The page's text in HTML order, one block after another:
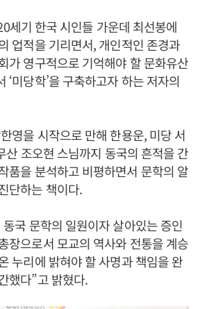
세기 한국 시인들 가운데 최선봉에
업적을 기리면서, 개인적인 존경과
가 영구적으로 기억해야 할 문화유산
‘미당학’을 구축하고자 하는 저자의
영을 시작으로 만해 한용운, 미당 서
산 조오현 스님까지 동국의 흔적을 간
품을 분석하고 비평하면서 문학의 알
단하는 책이다.
국 문학의 일원이자 살아있는 증인
장으로서 모교의 역사와 전통을 계승
누리에 밝혀야 할 사명과 책임을 완
했다”고 밝혔다.